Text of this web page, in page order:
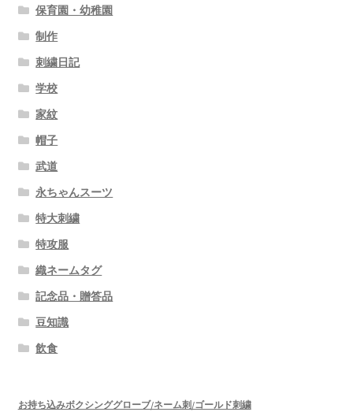
保育園・幼稚園
制作
刺繍日記
学校
家紋
帽子
武道
永ちゃんスーツ
特大刺繍
特攻服
織ネームタグ
記念品・贈答品
豆知識
飲食
お持ち込みボクシンググローブ/ネーム刺/ゴールド刺繍